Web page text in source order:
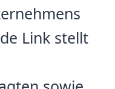
Link stellt